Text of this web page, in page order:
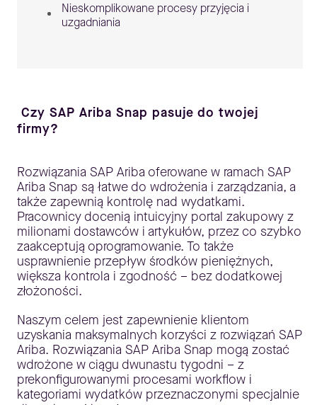
Nieskomplikowane procesy przyjęcia i
uzgadniania
Czy SAP Ariba Snap pasuje do twojej
firmy?
Rozwiązania SAP Ariba oferowane w ramach SAP
Ariba Snap są łatwe do wdrożenia i zarządzania, a
także zapewnią kontrolę nad wydatkami.
Pracownicy docenią intuicyjny portal zakupowy z
milionami dostawców i artykułów, przez co szybko
zaakceptują oprogramowanie. To także
usprawnienie przepływ środków pieniężnych,
większa kontrola i zgodność – bez dodatkowej
złożoności.
Naszym celem jest zapewnienie klientom
uzyskania maksymalnych korzyści z rozwiązań SAP
Ariba. Rozwiązania SAP Ariba Snap mogą zostać
wdrożone w ciągu dwunastu tygodni – z
prekonfigurowanymi procesami workflow i
kategoriami wydatków przeznaczonymi specjalnie